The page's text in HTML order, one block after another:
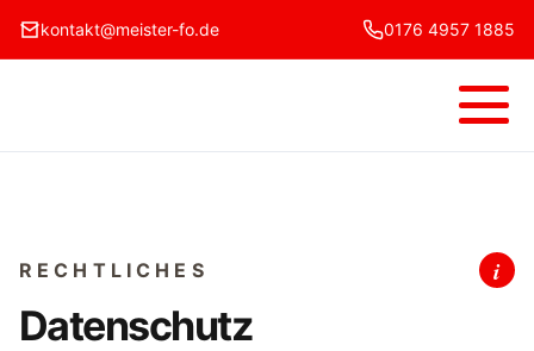
kontakt@meister-fo.de 0176 4957 1885
RECHTLICHES i
Datenschutz